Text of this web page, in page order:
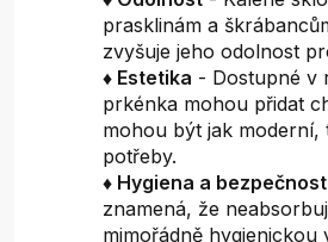
prasklinám a
zvyšuje jeho odolnost
♦ Estetika - Dostupné v
prkénka mohou přidat
mohou být jak
potřeby.
♦ Hygiena a bezpečnost
znamená, že
mimořádně